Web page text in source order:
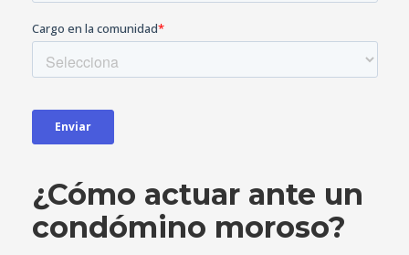
¿Cómo actuar ante un
condómino moroso?